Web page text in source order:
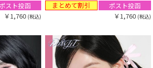
ポスト投函
￥1,760 (税込)
まとめて割引
ポスト投函
￥1,760 (税込)